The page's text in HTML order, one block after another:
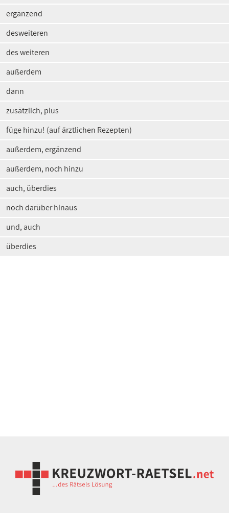
ergänzend
desweiteren
des weiteren
außerdem
dann
zusätzlich, plus
füge hinzu! (auf ärztlichen Rezepten)
außerdem, ergänzend
außerdem, noch hinzu
auch, überdies
noch darüber hinaus
und, auch
überdies